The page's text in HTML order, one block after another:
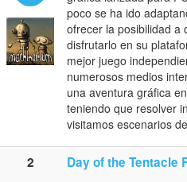
poco se ha ido
ofrecer la posibilidad a
disfrutarlo en su
mejor juego
numerosos medios
una aventura gráfica
teniendo que resolver
visitamos escenarios
2 Day of the Tentacle